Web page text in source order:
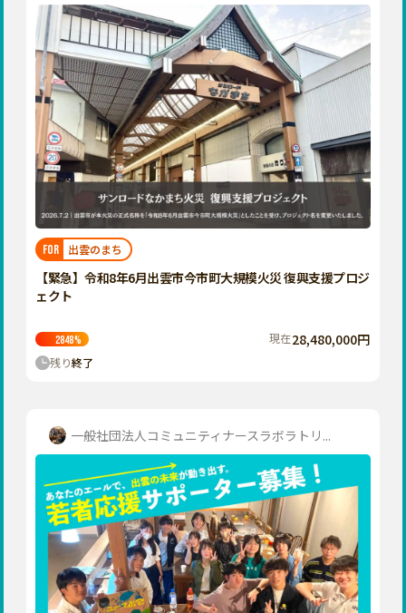
宮城
秋田
福島
関東
茨城
栃木
群馬
千葉
神奈川
福井
山梨
岐阜
静岡
長野
岐阜 静岡 愛知
三重 滋賀 京都 大阪
兵庫
奈良
和歌山
中国
鳥取 島根 岡山 広島 山口
四国
徳島 香川 愛媛 高知
九州・沖縄
福岡 佐賀
宮崎
鹿児島 沖縄
FOR 出雲のまち
【緊急】令和8年6月出雲市今市町大規模火災 復興支援プロジ
ェクト
2848% 現在28,480,000円
残り終了
一般社団法人コミュニティナースラボラトリ...